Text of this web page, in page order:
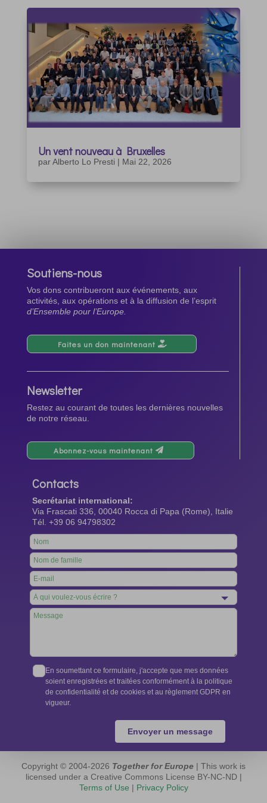
Un vent nouveau à Bruxelles
parAlberto Lo Presti | Mai 22, 2026
Soutiens-nous
Vos dons contribueront aux événements, aux
activités, aux opérations et à la diffusion de l’esprit
d’Ensemble pour l’Europe.
Faites un don maintenant
Newsletter
Restez au courant de toutes les dernières nouvelles
de notre réseau.
Abonnez-vous maintenant
Contacts
Secrétariat international:
Via Frascati 336, 00040 Rocca di Papa (Rome), Italie
Tél. +39 06 94798302
Leave
this
field
blank
En soumettant ce formulaire, j'accepte que mes données
soient enregistrées et traitées conformément à la politique
de confidentialité et de cookies et au règlement GDPR en
vigueur.
Envoyer un message
Copyright © 2004-2026 Together for Europe | This work is
licensed under a Creative Commons License BY-NC-ND |
Terms of Use | Privacy Policy